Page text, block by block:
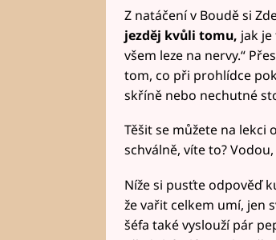
Z natáčení v Boudě si
jezděj kvůli tomu, jak
všem leze na nervy.“
tom, co při prohlídce
skříně nebo nechutné
Těšit se můžete na lekci
schválně, víte to?
Níže si pusťte odpověď
že vařit celkem umí, jen
šéfa také vyslouží pár